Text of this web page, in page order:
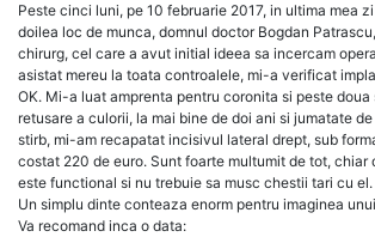
Peste cinci luni, pe 10 februarie 2017, in ultima mea
doilea loc de munca, domnul doctor Bogdan
chirurg, cel care a avut initial ideea sa incercam
asistat mereu la toata controalele, mi-a verificat
OK. Mi-a luat amprenta pentru coronita si peste doua
retusare a culorii, la mai bine de doi ani si jumatate
stirb, mi-am recapatat incisivul lateral drept, sub
costat 220 de euro. Sunt foarte multumit de tot, chiar
este functional si nu trebuie sa musc chestii tari cu el.
Un simplu dinte conteaza enorm pentru imaginea
Va recomand inca o data: